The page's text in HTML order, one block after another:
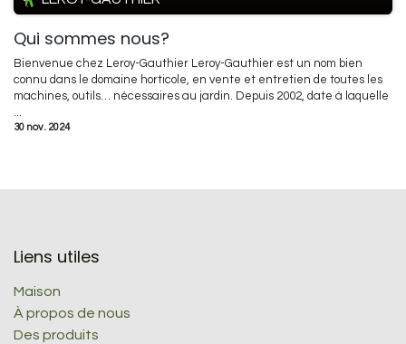
Qui sommes nous?
Bienvenue chez Leroy-Gauthier Leroy-Gauthier est un nom bien
connu dans le domaine horticole, en vente et entretien de toutes les
machines, outils… nécessaires au jardin. Depuis 2002, date à laquelle
...
30 nov. 2024
Liens utiles
Maison
À propos de nous
Des produits